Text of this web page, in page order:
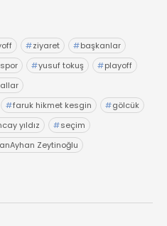
#ziyaret #başkanlar
#yusuf tokuş #playoff
#faruk hikmet kesgin #gölcük
yıldız #seçim
Zeytinoğlu